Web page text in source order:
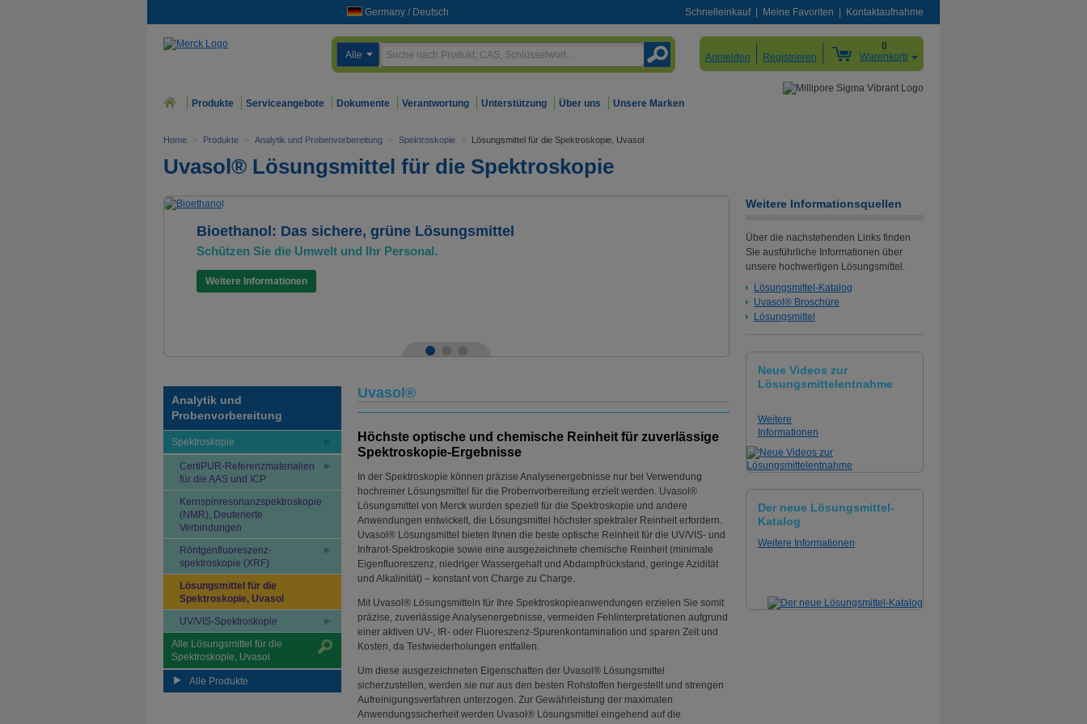
Germany / Deutsch Schnelleinkauf Meine Favoriten Kontaktaufnahme
Alle Anmelden Registrieren
0
Warenkorb
Produkte Serviceangebote Dokumente Verantwortung Unterstützung Über uns Unsere Marken
Home > Produkte > Analytik und Probenvorbereitung > Spektroskopie > Lösungsmittel für die Spektroskopie, Uvasol
Uvasol® Lösungsmittel für die Spektroskopie
Bioethanol: Das sichere, grüne Lösungsmittel
Schützen Sie die Umwelt und Ihr Personal.
Weitere Informationen
Lösungsmittel-Komplettlösungen
Höhere Sicherheit und geringere Umweltgefährdung
durch optimierte Entnahmesysteme
Weitere Informationen
Analytik und
Probenvorbereitung
Spektroskopie
CertiPUR-Referenzmaterialien
für die AAS und ICP
Kernspinresonanzspektroskopie
(NMR), Deuterierte
Verbindungen
Röntgenfluoreszenz-
spektroskopie (XRF)
Lösungsmittel für die
Spektroskopie, Uvasol
UV/VIS-Spektroskopie
Alle Lösungsmittel für die
Spektroskopie, Uvasol
Alle Produkte
Uvasol®
Höchste optische und chemische Reinheit für zuverlässige
Spektroskopie-Ergebnisse
In der Spektroskopie können präzise Analysenergebnisse nur bei Verwendung
hochreiner Lösungsmittel für die Probenvorbereitung erzielt werden. Uvasol®
Lösungsmittel von Merck wurden speziell für die Spektroskopie und andere
Anwendungen entwickelt, die Lösungsmittel höchster spektraler Reinheit erfordern.
Uvasol® Lösungsmittel bieten Ihnen die beste optische Reinheit für die UV/VIS- und
Infrarot-Spektroskopie sowie eine ausgezeichnete chemische Reinheit (minimale
Eigenfluoreszenz, niedriger Wassergehalt und Abdampfrückstand, geringe Azidität
und Alkalinität) – konstant von Charge zu Charge.
Mit Uvasol® Lösungsmitteln für Ihre Spektroskopieanwendungen erzielen Sie somit
präzise, zuverlässige Analysenergebnisse, vermeiden Fehlinterpretationen aufgrund
einer aktiven UV-, IR- oder Fluoreszenz-Spurenkontamination und sparen Zeit und
Kosten, da Testwiederholungen entfallen.
Um diese ausgezeichneten Eigenschaften der Uvasol® Lösungsmittel
sicherzustellen, werden sie nur aus den besten Rohstoffen hergestellt und strengen
Aufreinigungsverfahren unterzogen. Zur Gewährleistung der maximalen
Anwendungssicherheit werden Uvasol® Lösungsmittel eingehend auf die
Weitere Informationsquellen
Über die nachstehenden Links finden
Sie ausführliche Informationen über
unsere hochwertigen Lösungsmittel.
Lösungsmittel-Katalog
Uvasol® Broschüre
Lösungsmittel
Neue Videos zur
Lösungsmittelentnahme
Weitere
Informationen
Der neue Lösungsmittel-
Katalog
Weitere Informationen